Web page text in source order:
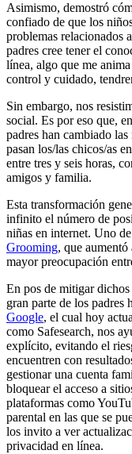
Asimismo, demostró
confiado de que los
problemas relacionados
padres cree tener el
línea, algo que me
control y cuidado,
Sin embargo, nos
social. Es por eso que,
padres han cambiado
pasan los/las chicos/as
entre tres y seis horas,
amigos y familia.
Esta transformación
infinito el número de
niñas en internet. Uno
Grooming, que
mayor preocupación
En pos de mitigar
gran parte de los padres
Google, el cual hoy
como Safesearch, nos
explícito, evitando el
encuentren con
gestionar una cuenta
bloquear el acceso a
plataformas como
parental en las que se
los invito a ver
privacidad en línea.